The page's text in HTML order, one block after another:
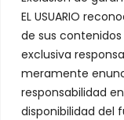
EL USUARIO
de sus
exclusiva
meramente
responsabilidad
disponibilidad del